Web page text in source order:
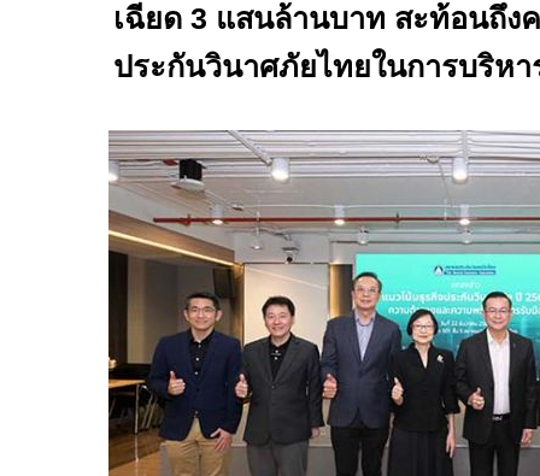
เฉียด 3 แสนล้านบาท สะท้อนถึง
ประกันวินาศภัยไทยในการบริหา